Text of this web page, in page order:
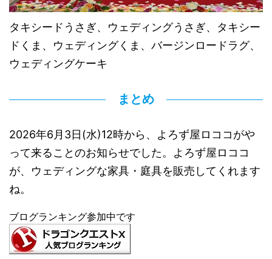
タキシードうさぎ、ウェディングうさぎ、タキシー
ドくま、ウェディングくま、バージンロードラグ、
ウェディングケーキ
まとめ
2026年6月3日(水)12時から、よろず屋ロココがや
って来ることのお知らせでした。よろず屋ロココ
が、ウェディングな家具・庭具を販売してくれます
ね。
ブログランキング参加中です